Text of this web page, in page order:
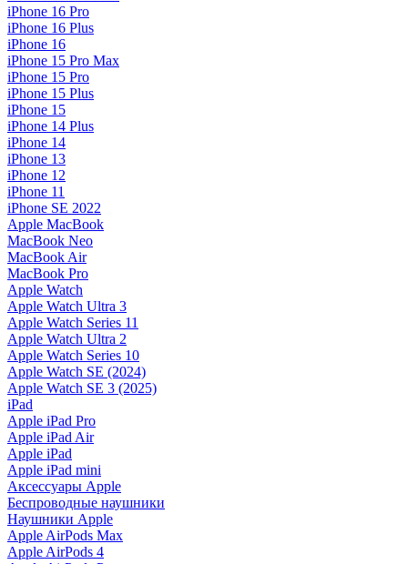
iPhone 16 Pro
iPhone 16 Plus
iPhone 16
iPhone 15 Pro Max
iPhone 15 Pro
iPhone 15 Plus
iPhone 15
iPhone 14 Plus
iPhone 14
iPhone 13
iPhone 12
iPhone 11
iPhone SE 2022
Apple MacBook
MacBook Neo
MacBook Air
MacBook Pro
Apple Watch
Apple Watch Ultra 3
Apple Watch Series 11
Apple Watch Ultra 2
Apple Watch Series 10
Apple Watch SE (2024)
Apple Watch SE 3 (2025)
iPad
Apple iPad Pro
Apple iPad Air
Apple iPad
Apple iPad mini
Аксессуары Apple
Беспроводные наушники
Наушники Apple
Apple AirPods Max
Apple AirPods 4